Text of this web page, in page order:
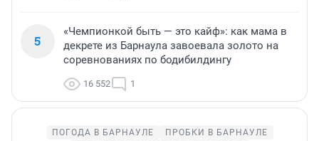
5
«Чемпионкой быть — это кайф»: как мама в
декрете из Барнаула завоевала золото на
соревнованиях по бодибилдингу
16 552 1
ПОГОДА В БАРНАУЛЕ
ПРОБКИ В БАРНАУЛЕ